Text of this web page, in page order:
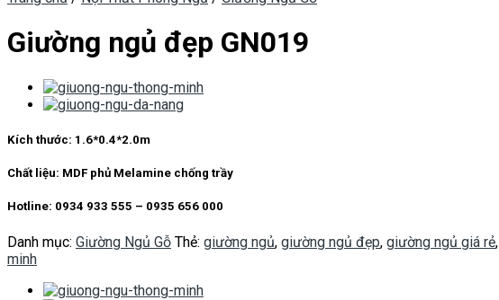
Giường ngủ đẹp GN019
Kích thước: 1.6*0.4*2.0m
Chất liệu: MDF phủ Melamine chống trầy
Hotline: 0934 933 555 – 0935 656 000
Danh mục: Giường Ngủ Gỗ Thẻ: giường ngủ, giường ngủ đẹp, giường ngủ giá rẻ,
minh